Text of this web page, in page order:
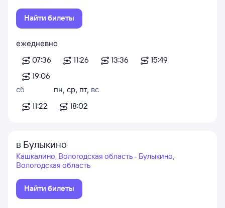
Найти билеты
ежедневно
07:36
11:26 13:36
15:49
19:06
сб
11:22
пн, ср, пт, вс
18:02
в Булыкино
Кашкалино, Вологодская область - Булыкино,
Вологодская область
Найти билеты